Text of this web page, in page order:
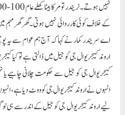
کے خلاف کوئی کارروائی نہیں ہوتی۔گھر گھر مہم
اے سریندر کمار نے کہا کہ آج ہم عوام سے یہ
اروند کیجریوال جی کو جیل میں ڈالتی ہے تو کیا
کیجریوال جی کو جیل سے حکومت چلانی چاہیے
انہوں نے اروند کیجریوال جی کو ووٹ دیا ہے،
لیے اروند کیجریوال جی کو جیل کے اندر سے ہی